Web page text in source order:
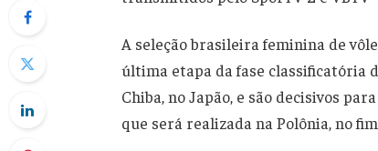
A seleção brasileira feminina de
última etapa da fase classificatória
Chiba, no Japão, e são decisivos
que será realizada na Polônia, no